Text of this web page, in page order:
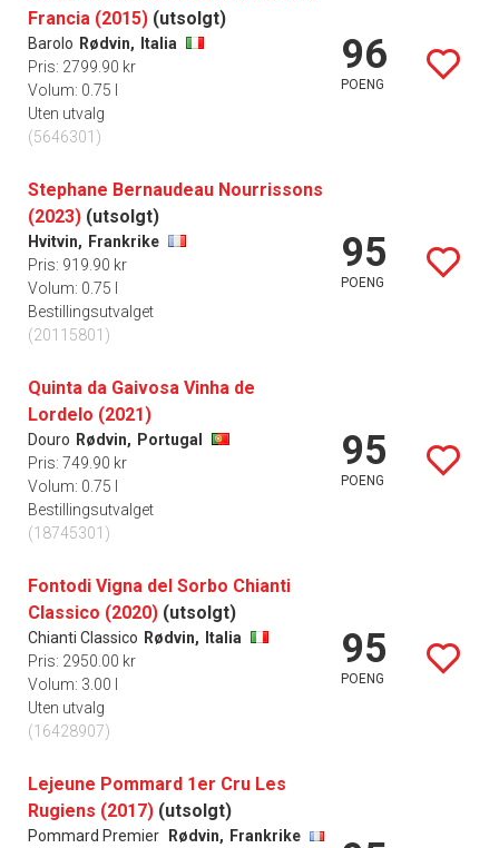
Francia (2015) (utsolgt)
Barolo Rødvin,
Italia
Pris: 2799.90 kr
Volum: 0.75 l
Uten utvalg
(5646301)
96
POENG
Stephane Bernaudeau Nourrissons
(2023) (utsolgt)
Hvitvin, Frankrike
Pris: 919.90 kr
Volum: 0.75 l
Bestillingsutvalget
(20115801)
95
POENG
Quinta da Gaivosa Vinha de
Lordelo (2021)
Douro Rødvin, Portugal
Pris: 749.90 kr
Volum: 0.75 l
Bestillingsutvalget
(18745301)
95
POENG
Fontodi Vigna del Sorbo Chianti
Classico (2020) (utsolgt)
Chianti Classico Rødvin,
Italia
Pris: 2950.00 kr
Volum: 3.00 l
Uten utvalg
(16428907)
95
POENG
Lejeune Pommard 1er Cru Les
Rugiens (2017) (utsolgt)
Pommard Premier Rødvin, Frankrike